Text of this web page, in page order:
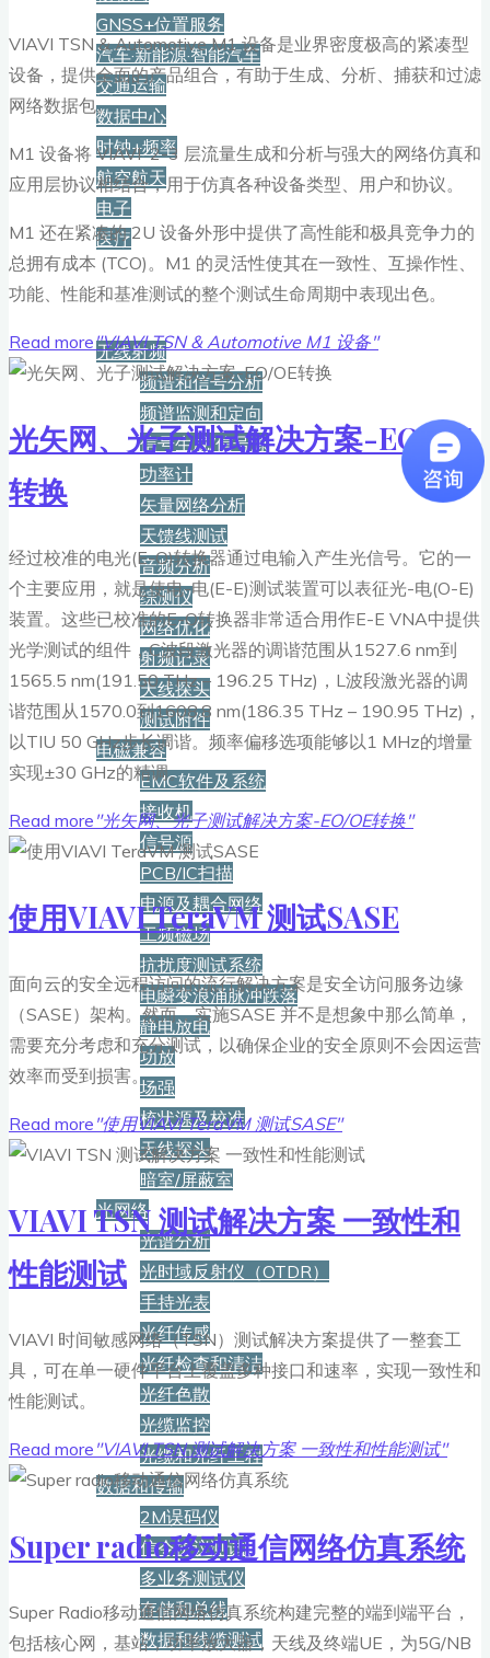
GNSS+位置服务
汽车·新能源·智能汽车
交通运输
数据中心
时钟+频率
航空航天
电子
医疗
产品
无线射频
频谱和信号分析
频谱监测和定向
信号生成/信号源
功率计
矢量网络分析
天馈线测试
音频分析
综测仪
网络优化
射频记录
天线探头
测试附件
电磁兼容
EMC软件及系统
接收机
信号源
PCB/IC扫描
电源及耦合网络
工频磁场
抗扰度测试系统
电瞬变浪涌脉冲跌落
静电放电
功放
场强
梳状源及校准
天线探头
暗室/屏蔽室
光网络
光谱分析
光时域反射仪（OTDR）
手持光表
光纤传感
光纤检查和清洁
光纤色散
光缆监控
光缆和光纤工程
数据和传输
2M误码仪
信令协议测试
多业务测试仪
存储和总线
数据和线缆测试
VIAVI TSN & Automotive M1 设备是业界密度极高的紧凑型
设备，提供全面的产品组合，有助于生成、分析、捕获和过滤
网络数据包。
M1 设备将 VIAVI 2-3 层流量生成和分析与强大的网络仿真和
应用层协议相结合，用于仿真各种设备类型、用户和协议。
M1 还在紧凑的 2U 设备外形中提供了高性能和极具竞争力的
总拥有成本 (TCO)。M1 的灵活性使其在一致性、互操作性、
功能、性能和基准测试的整个测试生命周期中表现出色。
Read more"VIAVI TSN & Automotive M1 设备"
光矢网、光子测试解决方案-EO/OE
转换
经过校准的电光(E-O)转换器通过电输入产生光信号。它的一
个主要应用，就是使电-电(E-E)测试装置可以表征光-电(O-E)
装置。这些已校准的E-O转换器非常适合用作E-E VNA中提供
光学测试的组件，C波段激光器的调谐范围从1527.6 nm到
1565.5 nm(191.50 THz – 196.25 THz)，L波段激光器的调
谐范围从1570.0到1608.8 nm(186.35 THz – 190.95 THz)，
以TIU 50 GHz步长调谐。频率偏移选项能够以1 MHz的增量
实现±30 GHz的精调。
Read more "光矢网、光子测试解决方案-EO/OE转换"
使用VIAVI TeraVM 测试SASE
面向云的安全远程访问的流行解决方案是安全访问服务边缘
（SASE）架构。然而，实施SASE 并不是想象中那么简单，
需要充分考虑和充分测试，以确保企业的安全原则不会因运营
效率而受到损害。
Read more "使用VIAVI TeraVM 测试SASE"
VIAVI TSN 测试解决方案 一致性和
性能测试
VIAVI 时间敏感网络（TSN）测试解决方案提供了一整套工
具，可在单一硬件平台上覆盖多种接口和速率，实现一致性和
性能测试。
Read more "VIAVI TSN 测试解决方案 一致性和性能测试"
Super radio移动通信网络仿真系统
Super Radio移动通信网络仿真系统构建完整的端到端平台，
包括核心网，基站，功率放大器，天线及终端UE，为5G/NB